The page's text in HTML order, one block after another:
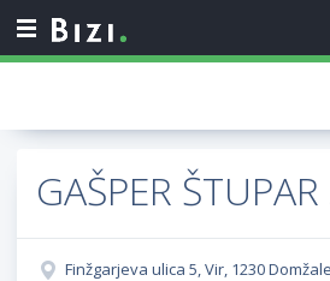
GAŠPER ŠTUPAR
Finžgarjeva ulica 5, Vir, 1230 Domžale